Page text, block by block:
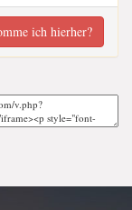
ich hierher?